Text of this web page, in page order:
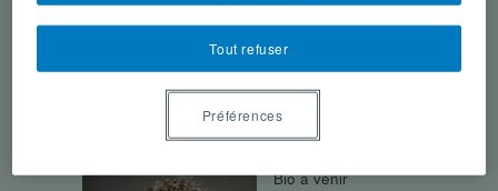
CHRISTIAN PAIRE
Directeur adjoint, Chargé de mission culture
à l’hôpital, Assistance Publique-Hôpitaux de
Bio à venir
Tout refuser
Préférences